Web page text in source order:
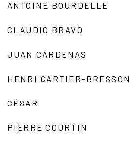
ANTOINE BOURDELLE
CLAUDIO BRAVO
JUAN CÁRDENAS
HENRI CARTIER-BRESSON
CÉSAR
PIERRE COURTIN